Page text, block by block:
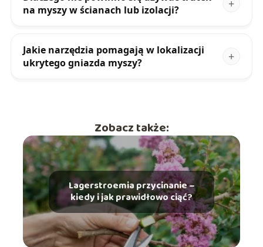
na myszy w ścianach lub izolacji?
Jakie narzędzia pomagają w lokalizacji
ukrytego gniazda myszy?
Zobacz także:
Lagerstroemia przycinanie –
kiedy i jak prawidłowo ciąć?